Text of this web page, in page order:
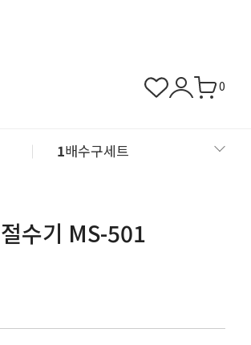
0
1배수구세트
바닥배관자재
5칼브럭/피스
수기 MS-501